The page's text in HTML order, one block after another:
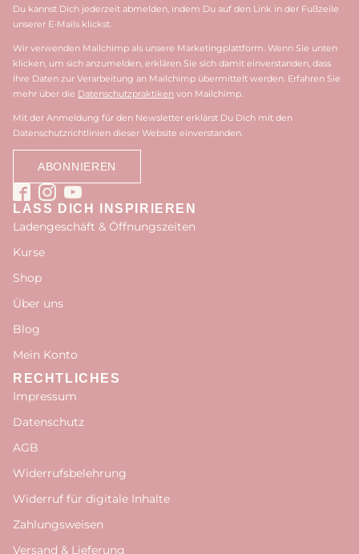
Du kannst Dich jederzeit abmelden, indem Du auf den Link in der Fußzeile
unserer E-Mails klickst.
Wir verwenden Mailchimp als unsere Marketingplattform. Wenn Sie unten
klicken, um sich anzumelden, erklären Sie sich damit einverstanden, dass
Ihre Daten zur Verarbeitung an Mailchimp übermittelt werden. Erfahren Sie
mehr über die Datenschutzpraktiken von Mailchimp.
Mit der Anmeldung für den Newsletter erklärst Du Dich mit den
Datenschutzrichtlinien dieser Website einverstanden.
LASS DICH INSPIRIEREN
Ladengeschäft & Öffnungszeiten
Kurse
Shop
Über uns
Blog
Mein Konto
RECHTLICHES
Impressum
Datenschutz
AGB
Widerrufsbelehrung
Widerruf für digitale Inhalte
Zahlungsweisen
Versand & Lieferung